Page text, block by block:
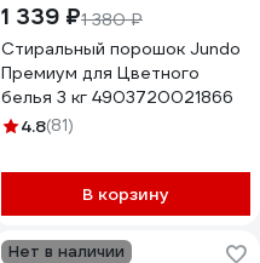
1 339 ₽1 380 ₽
Стиральный порошок Jundo
Премиум для Цветного
белья 3 кг 4903720021866
4.8(81)
В корзину
Нет в наличии